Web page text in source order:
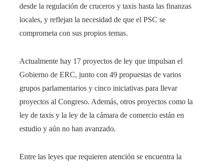
desde la regulación de cruceros y taxis hasta las finanzas
locales, y reflejan la necesidad de que el PSC se
comprometa con sus propios temas.
Actualmente hay 17 proyectos de ley que impulsan el
Gobierno de ERC, junto con 49 propuestas de varios
grupos parlamentarios y cinco iniciativas para llevar
proyectos al Congreso. Además, otros proyectos como la
ley de taxis y la ley de la cámara de comercio están en
estudio y aún no han avanzado.
Entre las leyes que requieren atención se encuentra la